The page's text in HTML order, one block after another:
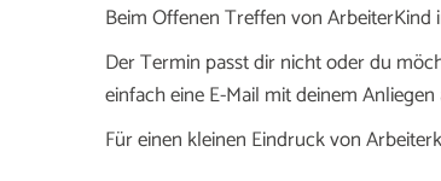
Beim Offenen Treffen von
Der Termin passt dir nicht oder du
einfach eine E-Mail mit deinem Anliegen
Für einen kleinen Eindruck von